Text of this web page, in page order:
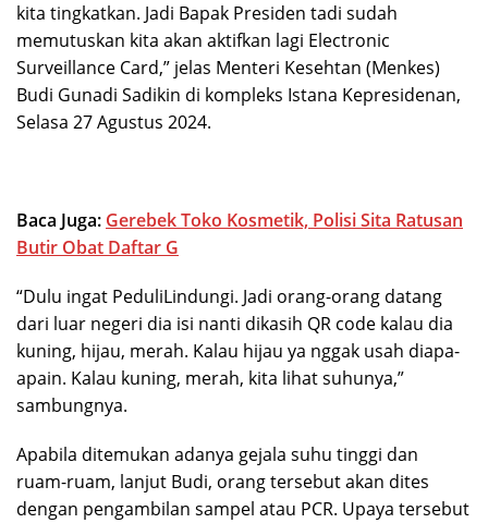
kita tingkatkan. Jadi Bapak Presiden tadi sudah
memutuskan kita akan aktifkan lagi Electronic
Surveillance Card,” jelas Menteri Kesehtan (Menkes)
Budi Gunadi Sadikin di kompleks Istana Kepresidenan,
Selasa 27 Agustus 2024.
Baca Juga: Gerebek Toko Kosmetik, Polisi Sita Ratusan
Butir Obat Daftar G
“Dulu ingat PeduliLindungi. Jadi orang-orang datang
dari luar negeri dia isi nanti dikasih QR code kalau dia
kuning, hijau, merah. Kalau hijau ya nggak usah diapa-
apain. Kalau kuning, merah, kita lihat suhunya,”
sambungnya.
Apabila ditemukan adanya gejala suhu tinggi dan
ruam-ruam, lanjut Budi, orang tersebut akan dites
dengan pengambilan sampel atau PCR. Upaya tersebut